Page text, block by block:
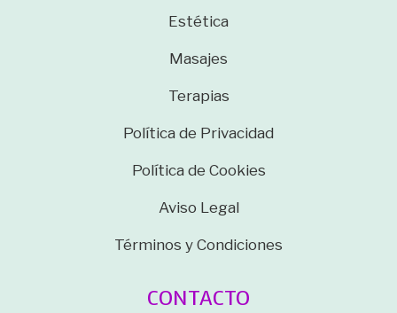
Estética
Masajes
Terapias
Política de Privacidad
Política de Cookies
Aviso Legal
Términos y Condiciones
CONTACTO